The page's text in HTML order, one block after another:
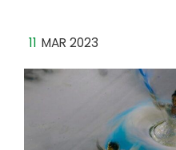
11 MAR 2023